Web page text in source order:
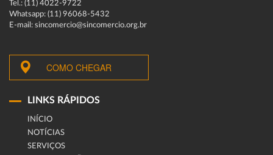
Tel.: (11) 4022-9722
Whatsapp: (11) 96068-5432
E-mail: sincomercio@sincomercio.org.br
COMO CHEGAR
LINKS RÁPIDOS
INÍCIO
NOTÍCIAS
SERVIÇOS